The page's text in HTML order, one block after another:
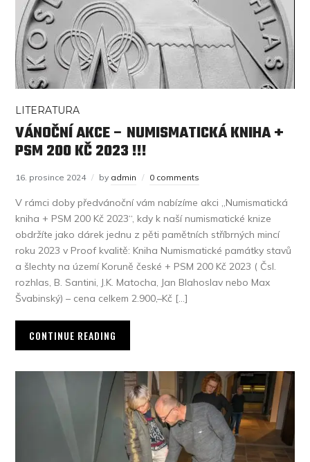
LITERATURA
VÁNOČNÍ AKCE – NUMISMATICKÁ KNIHA +
PSM 200 KČ 2023 !!!
16. prosince 2024 by admin 0 comments
V rámci doby předvánoční vám nabízíme akci „Numismatická
kniha + PSM 200 Kč 2023“, kdy k naší numismatické knize
obdržíte jako dárek jednu z pěti pamětních stříbrných mincí
roku 2023 v Proof kvalitě: Kniha Numismatické památky stavů
a šlechty na území Koruně české + PSM 200 Kč 2023 ( Čsl.
rozhlas, B. Santini, J.K. Matocha, Jan Blahoslav nebo Max
Švabinský) – cena celkem 2.900,–Kč […]
CONTINUE READING